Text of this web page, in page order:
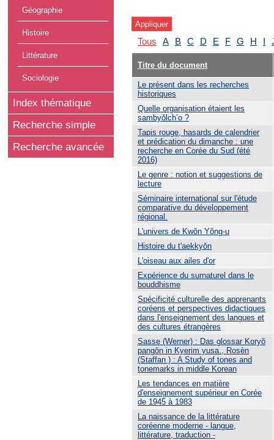
Géographie
Histoire
Littérature
Sociologie
Index thématique
Recherche simple
Recherche avancée
Tous A B C D E F G H I
Titre du document
Le présent dans les recherches
historiques
Quelle organisation étaient les
sambyŏlch’o ?
Tapis rouge, hasards de calendrier
et prédication du dimanche : une
recherche en Corée du Sud (été
2016)
Le genre : notion et suggestions de
lecture
Séminaire international sur l'étude
comparative du développement
régional.
L'univers de Kwŏn Yŏng-u
Histoire du t'aekkyŏn
L'oiseau aux ailes d'or
Expérience du surnaturel dans le
bouddhisme
Spécificité culturelle des apprenants
coréens et perspectives didactiques
dans l'enseignement des langues et
des cultures étrangères
Sasse (Werner) : Das glossar Koryŏ
pangŏn in Kyerim yusa., Rosèn
(Staffan ) : A Study of tones and
tonemarks in middle Korean
Les tendances en matière
d'enseignement supérieur en Corée
de 1945 à 1983
La naissance de la littérature
coréenne moderne - langue,
littérature, traduction -